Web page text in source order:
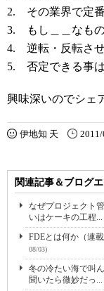
2. その業界で定
3. もし＿＿なも
4. 逆転・反転さ
5. 否定できる事
興味深いのでシェ
伊地知 天
関連記事＆ブログ
なぜプロジェクト
いはケーキの工程...
FDEとは何か（連
08/03)
冬の冷たい海で叫
聞いたら微妙だっ...